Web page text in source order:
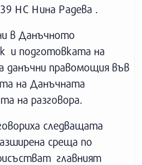
НС Нина Радева .
в Данъчното
и подготовката на
данъчни правомощия във
на Данъчната
на разговора.
следващата
среща по
главният